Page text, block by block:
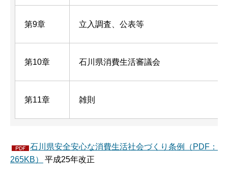
第9章 立入調査、公表等
第10章 石川県消費生活審議会
第11章 雑則
石川県安全安心な消費生活社会づくり条例（PDF：
265KB）
平成25年改正